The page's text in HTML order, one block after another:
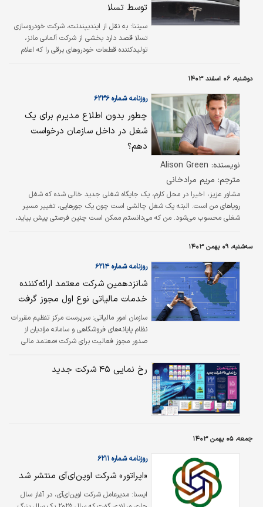
توسط تسلا
سیتنا: به نقل از ایندیپندنت، شرکت خودروسازی
تسلا قصد دارد بخشی از شرکت آلمانی مانز،
تولیدکننده قطعات خودروهای برقی را که اعلام
دوشنبه، ۰۶ اسفند ۱۴۰۳
روزنامه شماره ۶۲۳۶
چطور بدون اطلاع مدیرم برای یک
شغل در داخل سازمان درخواست
دهم؟
نویسنده: Alison Green
مترجم: مریم مرادخانی
مشاور عزیز، اخیرا در محل کارم، یک جایگاه شغلی جدید خالی شده که شغل
رویاهای من است. البته یک شغل چالشی است چون یک جورهایی، تغییر مسیر
شغلی محسوب می‌شود. من که می‌‌‌دانستم ممکن است چنین فرصتی پیش بیاید،
خوبی داریم. اما نمی‌‌‌دانم چطور باید اقدام کنم. می‌‌‌دانم که معمولا بهتر است وقتی
دنبال یک کار دیگر هستی، چیزی به مدیرت نگویی اما اگر شغل مربوطه در داخل
سازمان باشد چطور؟
سه‌شنبه، ۰۹ بهمن ۱۴۰۳
روزنامه شماره ۶۲۱۴
شانزدهمین شرکت معتمد ارائه‌کننده‌
خدمات مالیاتی نوع اول مجوز گرفت
سازمان امور مالیاتی: سرپرست مرکز تنظیم مقررات
نظام پایانه‌های فروشگاهی و سامانه مؤدیان از
صدور مجوز فعالیت برای شرکت «معتمد مالی
ارائه‌کننده‌ خدمات مالیاتی نوع اول خبر داد.
رخ نمایی ۴۵ شرکت جدید
جمعه، ۰۵ بهمن ۱۴۰۳
روزنامه شماره ۶۲۱۱
«اپراتور» شرکت اوپن‌ای‌آی منتشر شد
ایسنا: مدیرعامل شرکت اوپن‌ای‌آی، در آغاز سال